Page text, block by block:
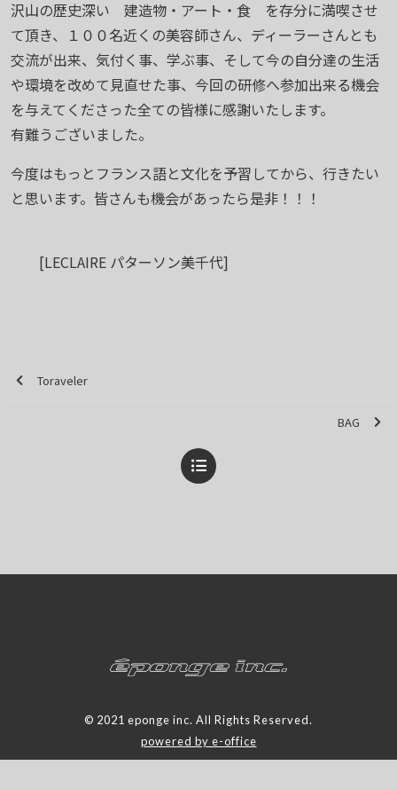
沢山の歴史深い 建造物・アート・食 を存分に満喫させ
て頂き、１００名近くの美容師さん、ディーラーさんとも
交流が出来、気付く事、学ぶ事、そして今の自分達の生活
や環境を改めて見直せた事、今回の研修へ参加出来る機会
を与えてくださった全ての皆様に感謝いたします。
有難うございました。
今度はもっとフランス語と文化を予習してから、行きたい
と思います。皆さんも機会があったら是非！！！
[LECLAIRE パターソン美千代]
Toraveler
BAG
© 2021 eponge inc. All Rights Reserved.
powered by e-office